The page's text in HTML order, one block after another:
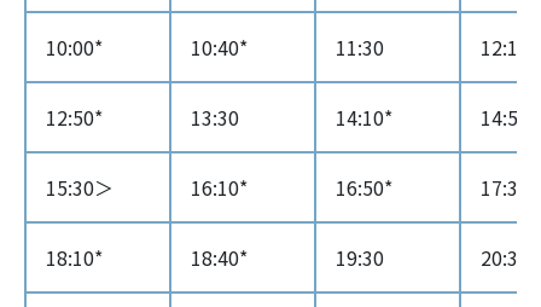
10:00* 10:40* 11:30 12:10*
12:50* 13:30 14:10* 14:50*
15:30＞ 16:10* 16:50* 17:30
18:10* 18:40* 19:30 20:30*